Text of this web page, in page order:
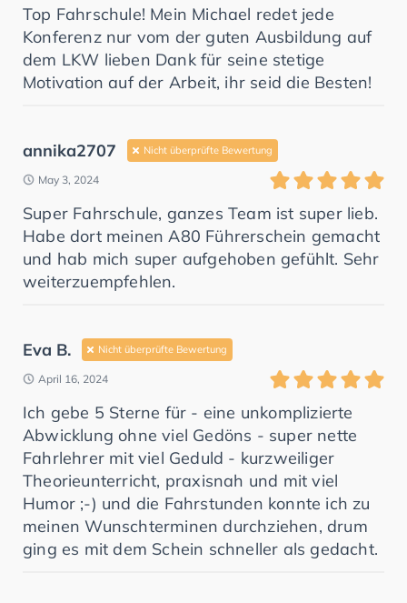
Top Fahrschule! Mein Michael redet jede
Konferenz nur vom der guten Ausbildung auf
dem LKW lieben Dank für seine stetige
Motivation auf der Arbeit, ihr seid die Besten!
annika2707 Nicht überprüfte Bewertung
May 3, 2024
Super Fahrschule, ganzes Team ist super lieb.
Habe dort meinen A80 Führerschein gemacht
und hab mich super aufgehoben gefühlt. Sehr
weiterzuempfehlen.
Eva B. Nicht überprüfte Bewertung
April 16, 2024
Ich gebe 5 Sterne für - eine unkomplizierte
Abwicklung ohne viel Gedöns - super nette
Fahrlehrer mit viel Geduld - kurzweiliger
Theorieunterricht, praxisnah und mit viel
Humor ;-) und die Fahrstunden konnte ich zu
meinen Wunschterminen durchziehen, drum
ging es mit dem Schein schneller als gedacht.